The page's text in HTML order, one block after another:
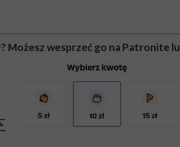
Możesz wesprzeć go na Patronite